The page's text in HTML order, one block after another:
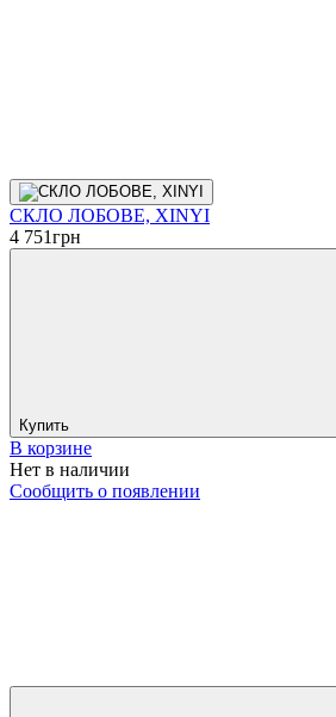
СКЛО ЛОБОВЕ, XINYI
4 751грн
Купить
В корзине
Нет в наличии
Сообщить о появлении